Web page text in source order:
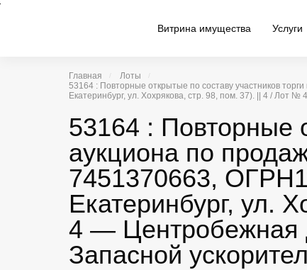
Витрина имущества Услуги
Главная
Лоты
53164 : Повторные открытые по составу участников
Екатеринбург, ул. Хохрякова, стр. 98, пом. 37). || 4 / Лот
53164 : Повторные
аукциона по
7451370663,
Екатеринбург, ул.
4 — Центробежная
Запасной